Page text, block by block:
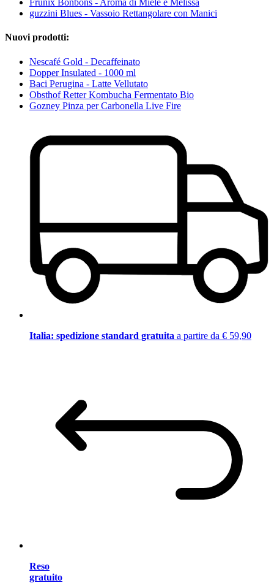
Frunix Bonbons - Aroma di Miele e Melissa
guzzini Blues - Vassoio Rettangolare con Manici
Nuovi prodotti:
Nescafé Gold - Decaffeinato
Dopper Insulated - 1000 ml
Baci Perugina - Latte Vellutato
Obsthof Retter Kombucha Fermentato Bio
Gozney Pinza per Carbonella Live Fire
Italia: spedizione standard gratuita a partire da € 59,90
Reso
gratuito